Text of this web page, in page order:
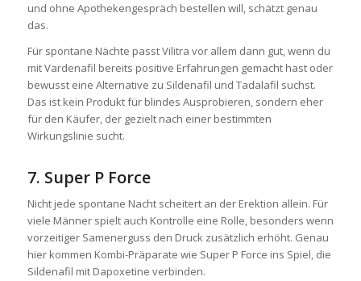
und ohne Apothekengespräch bestellen will, schätzt genau
das.
Für spontane Nächte passt Vilitra vor allem dann gut, wenn du
mit Vardenafil bereits positive Erfahrungen gemacht hast oder
bewusst eine Alternative zu Sildenafil und Tadalafil suchst.
Das ist kein Produkt für blindes Ausprobieren, sondern eher
für den Käufer, der gezielt nach einer bestimmten
Wirkungslinie sucht.
7. Super P Force
Nicht jede spontane Nacht scheitert an der Erektion allein. Für
viele Männer spielt auch Kontrolle eine Rolle, besonders wenn
vorzeitiger Samenerguss den Druck zusätzlich erhöht. Genau
hier kommen Kombi-Präparate wie Super P Force ins Spiel, die
Sildenafil mit Dapoxetine verbinden.